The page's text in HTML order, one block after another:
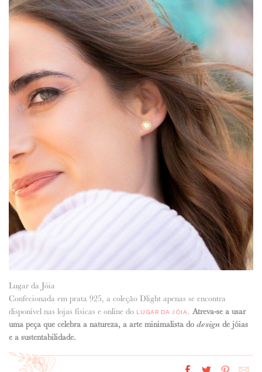
Lugar da Jóia
Confecionada em prata 925, a coleção Dlight apenas se encontra
disponível nas lojas físicas e online do LUGAR DA JÓIA. Atreva-se a usar
uma peça que celebra a natureza, a arte minimalista do design de jóias
e a sustentabilidade.